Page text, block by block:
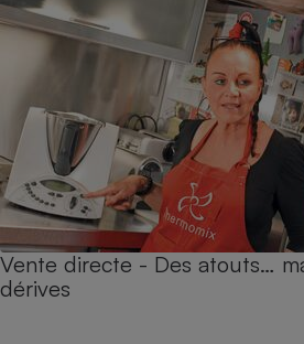
Vente directe - Des atouts…
dérives